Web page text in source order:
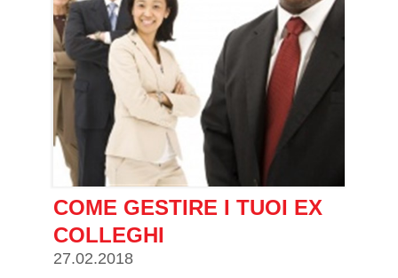
COME GESTIRE I TUOI EX
COLLEGHI
27.02.2018